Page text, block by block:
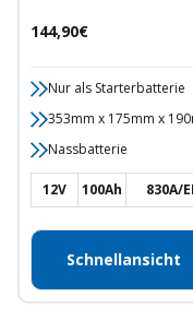
Angebotspreis
144,90€
Nur als Starterbatterie
353mm x 175mm x
Nassbatterie
12V 100Ah 830A/
Schnellansicht